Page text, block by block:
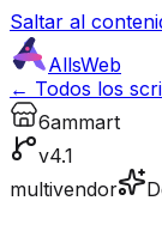
Saltar al
AllsWeb
← Todos los
6ammart
v4.1
multivendor